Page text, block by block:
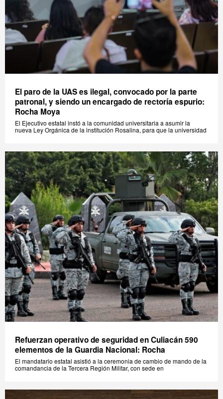
El paro de la UAS es ilegal, convocado por la parte
patronal, y siendo un encargado de rectoría espurio:
Rocha Moya
El Ejecutivo estatal instó a la comunidad universitaria a asumir la
nueva Ley Orgánica de la institución Rosalina, para que la universidad
Refuerzan operativo de seguridad en Culiacán 590
elementos de la Guardia Nacional: Rocha
El mandatario estatal asistió a la ceremonia de cambio de mando de la
comandancia de la Tercera Región Militar, con sede en